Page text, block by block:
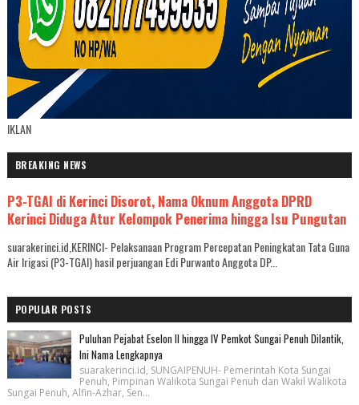
IKLAN
BREAKING NEWS
P3-TGAI di Kerinci Disorot, Nama Oknum Anggota DPRD
Kerinci Diduga Atur Kelompok Penerima hingga Isu Pungutan
suarakerinci.id,KERINCI- Pelaksanaan Program Percepatan Peningkatan Tata Guna
Air Irigasi (P3-TGAI) hasil perjuangan Edi Purwanto Anggota DP...
POPULAR POSTS
Puluhan Pejabat Eselon II hingga IV Pemkot Sungai Penuh Dilantik,
Ini Nama Lengkapnya
suarakerinci.id, SUNGAIPENUH- Pemerintah Kota Sungai
Penuh, Pimpinan Walikota Sungai Penuh dan Wakil Walikota
Sungai Penuh, Alfin-Azhar, Sen...